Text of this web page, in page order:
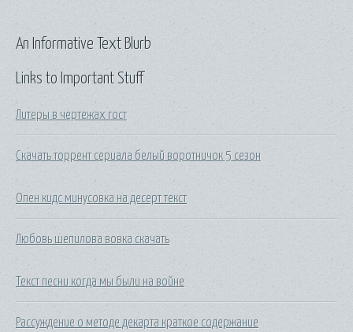
Links to Important Stuff
Литеры в чертежах гост
Скачать торрент сериала белый воротничок 5 сезон
Опен кидс минусовка на десерт текст
Любовь шепилова вовка скачать
Текст песни когда мы были на войне
Рассуждение о методе декарта краткое содержание
An Informative Text Blurb